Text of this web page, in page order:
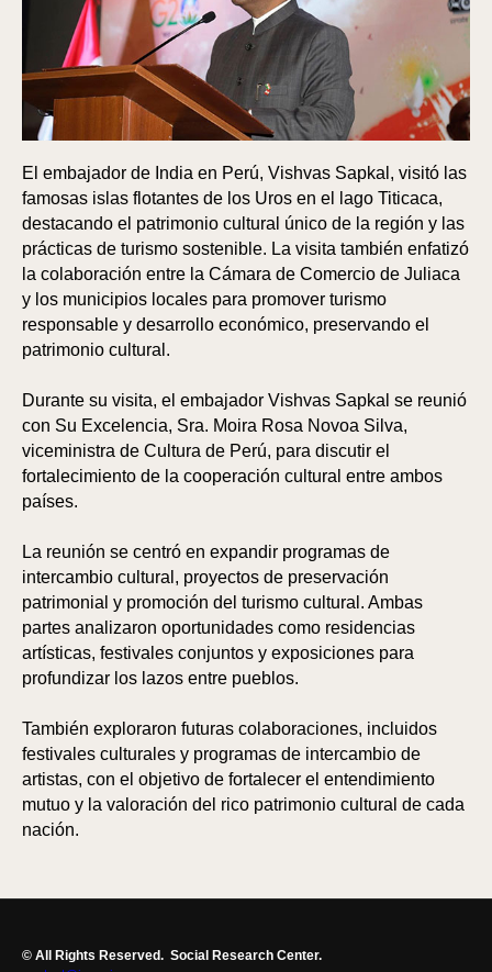
El embajador de India en Perú, Vishvas Sapkal, visitó las
famosas islas flotantes de los Uros en el lago Titicaca,
destacando el patrimonio cultural único de la región y las
prácticas de turismo sostenible. La visita también enfatizó
la colaboración entre la Cámara de Comercio de Juliaca
y los municipios locales para promover turismo
responsable y desarrollo económico, preservando el
patrimonio cultural.
Durante su visita, el embajador Vishvas Sapkal se reunió
con Su Excelencia, Sra. Moira Rosa Novoa Silva,
viceministra de Cultura de Perú, para discutir el
fortalecimiento de la cooperación cultural entre ambos
países.
La reunión se centró en expandir programas de
intercambio cultural, proyectos de preservación
patrimonial y promoción del turismo cultural. Ambas
partes analizaron oportunidades como residencias
artísticas, festivales conjuntos y exposiciones para
profundizar los lazos entre pueblos.
También exploraron futuras colaboraciones, incluidos
festivales culturales y programas de intercambio de
artistas, con el objetivo de fortalecer el entendimiento
mutuo y la valoración del rico patrimonio cultural de cada
nación.
© All Rights Reserved. Social Research Center.